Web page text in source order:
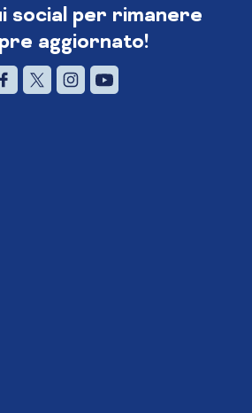
social per rimanere
aggiornato!